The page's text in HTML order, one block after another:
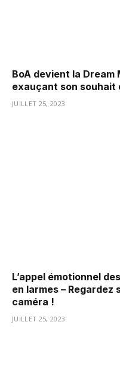
BoA devient la Dream
exauçant son souhait
JUILLET 25, 2023
L’appel émotionnel
en larmes –
caméra !
JUILLET 25, 2023